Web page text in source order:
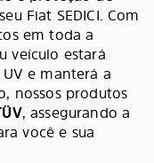
Fiat SEDICI. Com
em toda a
veículo estará
e manterá a
nossos produtos
, assegurando a
você e sua